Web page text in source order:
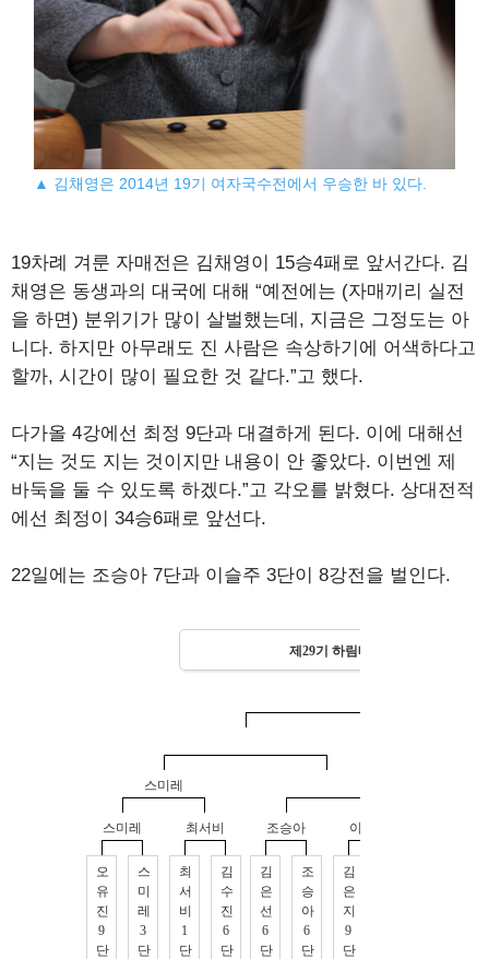
▲ 김채영은 2014년 19기 여자국수전에서 우승한 바 있다.
19차례 겨룬 자매전은 김채영이 15승4패로 앞서간다. 김
채영은 동생과의 대국에 대해 “예전에는 (자매끼리 실전
을 하면) 분위기가 많이 살벌했는데, 지금은 그정도는 아
니다. 하지만 아무래도 진 사람은 속상하기에 어색하다고
할까, 시간이 많이 필요한 것 같다.”고 했다.
다가올 4강에선 최정 9단과 대결하게 된다. 이에 대해선
“지는 것도 지는 것이지만 내용이 안 좋았다. 이번엔 제
바둑을 둘 수 있도록 하겠다.”고 각오를 밝혔다. 상대전적
에선 최정이 34승6패로 앞선다.
22일에는 조승아 7단과 이슬주 3단이 8강전을 벌인다.